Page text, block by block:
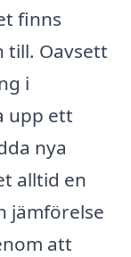
finns
till. Oavsett
i
upp ett
nya
alltid en
jämförelse
att